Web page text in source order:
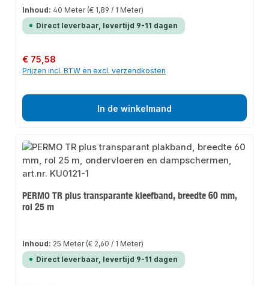
Inhoud: 40 Meter (€ 1,89 / 1 Meter)
Direct leverbaar, levertijd 9-11 dagen
Normale prijs:
€ 75,58
Prijzen incl. BTW en excl. verzendkosten
In de winkelmand
PERMO TR plus transparante kleefband, breedte 60 mm,
rol 25 m
Inhoud: 25 Meter (€ 2,60 / 1 Meter)
Direct leverbaar, levertijd 9-11 dagen